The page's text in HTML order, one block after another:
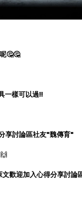
🤔🤔
一樣可以過!!
享討論區社友"魏傳育"
文歡迎加入心得分享討論